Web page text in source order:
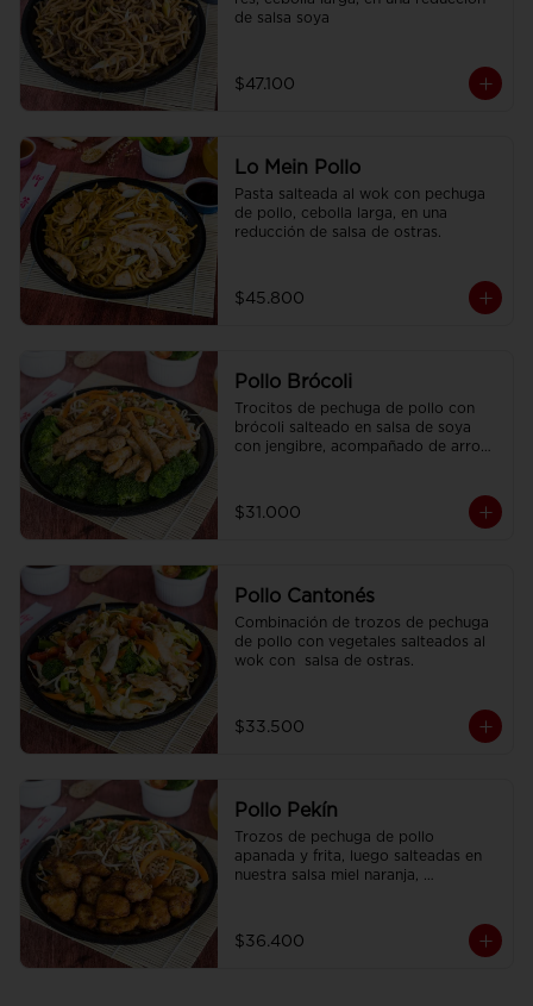
de salsa soya
$47.100
Lo Mein Pollo
Pasta salteada al wok con pechuga
de pollo, cebolla larga, en una
reducción de salsa de ostras.
$45.800
Pollo Brócoli
Trocitos de pechuga de pollo con
brócoli salteado en salsa de soya
con jengibre, acompañado de arroz
$31.000
Pollo Cantonés
Combinación de trozos de pechuga
de pollo con vegetales salteados al
wok con  salsa de ostras.
$33.500
Pollo Pekín
Trozos de pechuga de pollo
apanada y frita, luego salteadas en
nuestra salsa miel naranja,
$36.400